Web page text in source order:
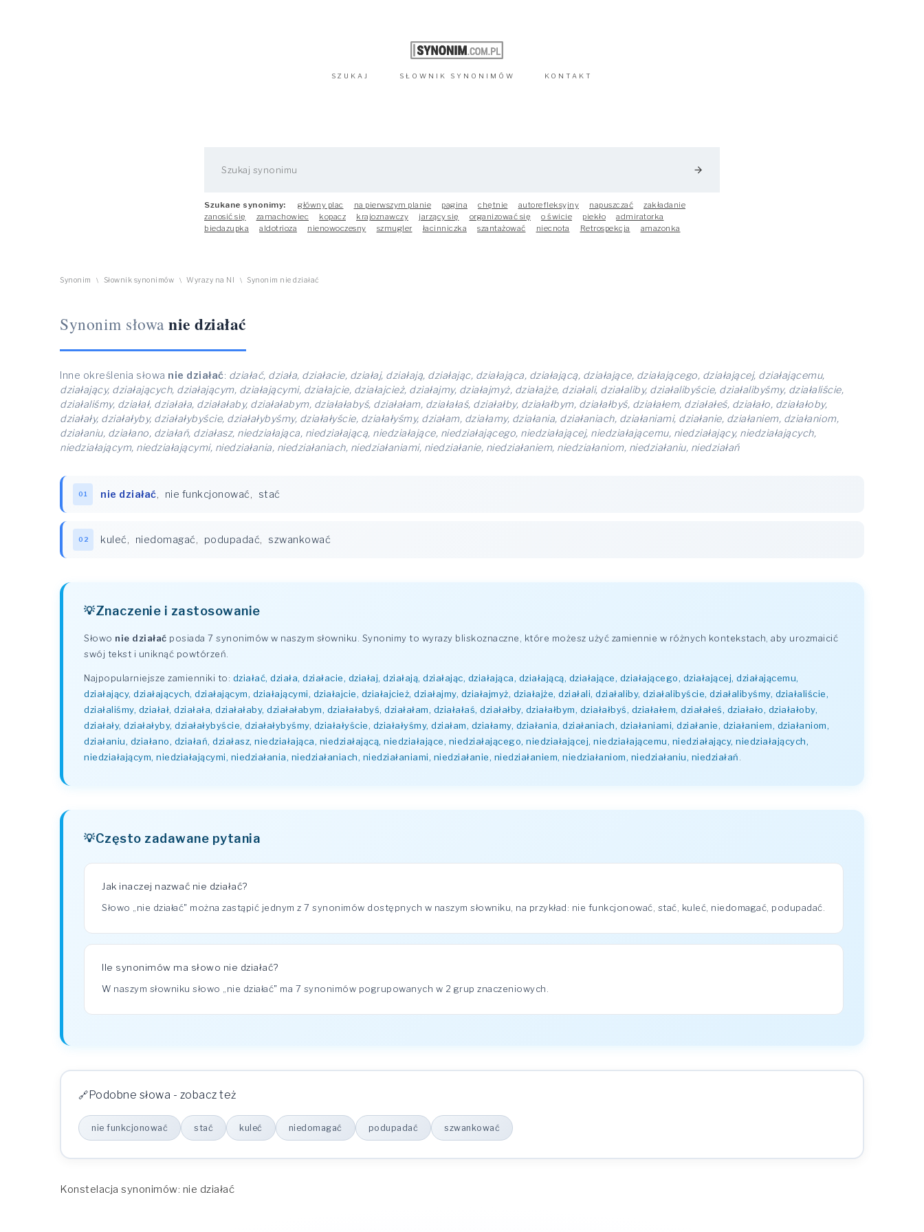
SZUKAJ SŁOWNIK SYNONIMÓW KONTAKT
arrow_forward
Szukane synonimy: główny plac na pierwszym planie pagina chętnie autorefleksyjny napuszczać
zakładanie
zanosić się
zamachowiec kopacz krajoznawczy jarzący się organizować się o świcie piekło
admiratorka
biedazupka
aldotrioza nienowoczesny szmugler łacinniczka szantażować niecnota Retrospekcja amazonka
Synonim \ Słownik synonimów \ Wyrazy na NI \ Synonim nie działać
Synonim słowa nie działać
Inne określenia słowa nie działać: działać, działa, działacie, działaj, działają, działając, działająca, działającą, działające, działającego, działającej, działającemu,
działający, działających, działającym, działającymi, działajcie, działajcież, działajmy, działajmyż, działajże, działali, działaliby, działalibyście, działalibyśmy, działaliście,
działaliśmy, działał, działała, działałaby, działałabym, działałabyś, działałam, działałaś, działałby, działałbym, działałbyś, działałem, działałeś, działało, działałoby,
działały, działałyby, działałybyście, działałybyśmy, działałyście, działałyśmy, działam, działamy, działania, działaniach, działaniami, działanie, działaniem, działaniom,
działaniu, działano, działań, działasz, niedziałająca, niedziałającą, niedziałające, niedziałającego, niedziałającej, niedziałającemu, niedziałający, niedziałających,
niedziałającym, niedziałającymi, niedziałania, niedziałaniach, niedziałaniami, niedziałanie, niedziałaniem, niedziałaniom, niedziałaniu, niedziałań
01 nie działać, nie funkcjonować, stać
02 kuleć, niedomagać, podupadać, szwankować
Znaczenie i zastosowanie
Słowo nie działać posiada 7 synonimów w naszym słowniku. Synonimy to wyrazy bliskoznaczne, które możesz użyć zamiennie w różnych kontekstach, aby urozmaicić
swój tekst i uniknąć powtórzeń.
Najpopularniejsze zamienniki to: działać, działa, działacie, działaj, działają, działając, działająca, działającą, działające, działającego, działającej, działającemu,
działający, działających, działającym, działającymi, działajcie, działajcież, działajmy, działajmyż, działajże, działali, działaliby, działalibyście, działalibyśmy, działaliście,
działaliśmy, działał, działała, działałaby, działałabym, działałabyś, działałam, działałaś, działałby, działałbym, działałbyś, działałem, działałeś, działało, działałoby,
działały, działałyby, działałybyście, działałybyśmy, działałyście, działałyśmy, działam, działamy, działania, działaniach, działaniami, działanie, działaniem, działaniom,
działaniu, działano, działań, działasz, niedziałająca, niedziałającą, niedziałające, niedziałającego, niedziałającej, niedziałającemu, niedziałający, niedziałających,
niedziałającym, niedziałającymi, niedziałania, niedziałaniach, niedziałaniami, niedziałanie, niedziałaniem, niedziałaniom, niedziałaniu, niedziałań
Często zadawane pytania
Jak inaczej nazwać nie działać?
Słowo „nie działać" można zastąpić jednym z 7 synonimów dostępnych w naszym słowniku, na przykład: nie funkcjonować, stać, kuleć, niedomagać, podupadać.
Ile synonimów ma słowo nie działać?
W naszym słowniku słowo „nie działać" ma 7 synonimów pogrupowanych w 2 grup znaczeniowych.
Podobne słowa - zobacz też
nie funkcjonować stać kuleć niedomagać podupadać szwankować
Konstelacja synonimów: nie działać